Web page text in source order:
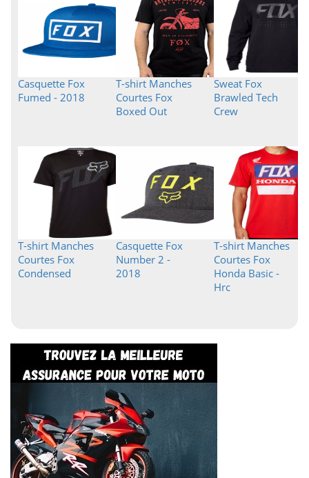
Casquette Fox
Fumed - 2018
T-shirt Manches
Courtes Fox
Boxed Out
Sweat Fox
Brawled Tech
Crew
T-shirt Manches
Courtes Fox
Condensed
Casquette Fox
Number 2 -
2018
T-shirt Manches
Courtes Fox
Honda Basic -
Hrc